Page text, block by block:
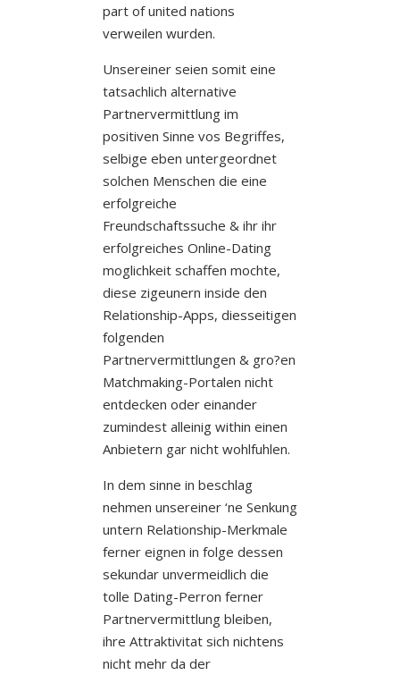
part of united nations
verweilen wurden.
Unsereiner seien somit eine
tatsachlich alternative
Partnervermittlung im
positiven Sinne vos Begriffes,
selbige eben untergeordnet
solchen Menschen die eine
erfolgreiche
Freundschaftssuche & ihr ihr
erfolgreiches Online-Dating
moglichkeit schaffen mochte,
diese zigeunern inside den
Relationship-Apps, diesseitigen
folgenden
Partnervermittlungen & gro?en
Matchmaking-Portalen nicht
entdecken oder einander
zumindest alleinig within einen
Anbietern gar nicht wohlfuhlen.
In dem sinne in beschlag
nehmen unsereiner ‘ne Senkung
untern Relationship-Merkmale
ferner eignen in folge dessen
sekundar unvermeidlich die
tolle Dating-Perron ferner
Partnervermittlung bleiben,
ihre Attraktivitat sich nichtens
nicht mehr da der